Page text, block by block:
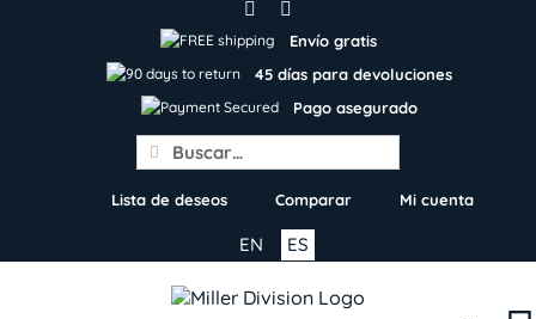
Envío gratis
45 días para devoluciones
Pago asegurado
Search
for:
Lista de deseos Comparar Mi cuenta
ES
EN